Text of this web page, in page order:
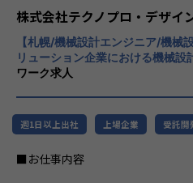
程プロジェクトの
者集団として価値
ニアが生涯活躍で
行っています。
株式会社テクノプロ・デザイ
【札幌/機械設計エンジニア/機械
リューション企業における機械設
ワーク求人
週1日以上出社 上場企業 受託開
■お仕事内容